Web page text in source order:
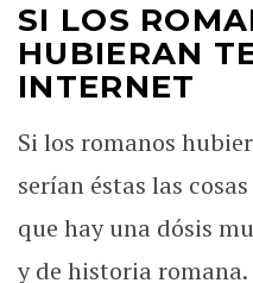
SI LOS
HUBIERAN
INTERNET
Si los romanos
serían éstas las
que hay una dósis
y de historia